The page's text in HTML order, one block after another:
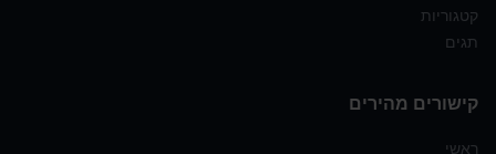
קטגוריות
תגים
קישורים מהירים
ראשי